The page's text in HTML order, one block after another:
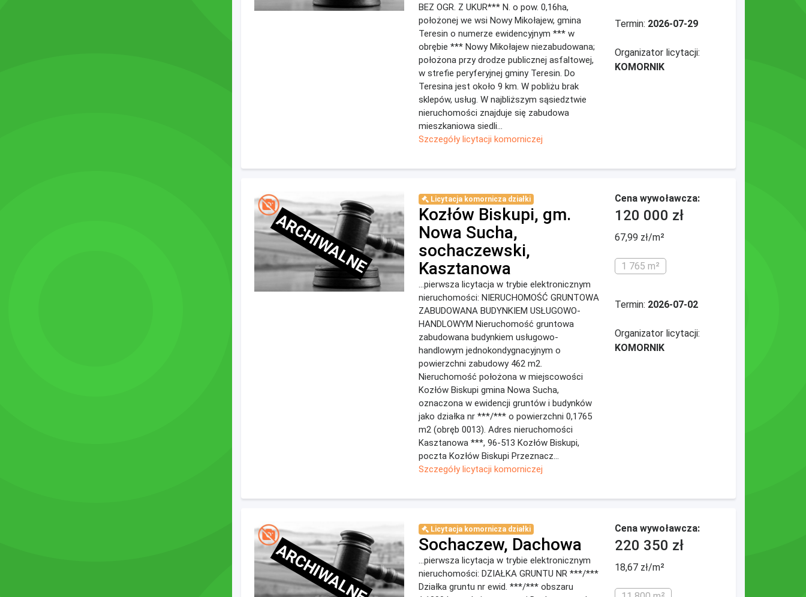
BEZ OGR. Z UKUR*** N. o pow. 0,16ha,
położonej we wsi Nowy Mikołajew, gmina
Teresin o numerze ewidencyjnym *** w
obrębie *** Nowy Mikołajew niezabudowana;
położona przy drodze publicznej asfaltowej,
w strefie peryferyjnej gminy Teresin. Do
Teresina jest około 9 km. W pobliżu brak
sklepów, usług. W najbliższym sąsiedztwie
nieruchomości znajduje się zabudowa
mieszkaniowa siedli...
Szczegóły licytacji komorniczej
Termin: 2026-07-29
Organizator licytacji:
KOMORNIK
ARCHIWALNE
Licytacja komornicza działki
Kozłów Biskupi, gm.
Nowa Sucha,
sochaczewski,
Kasztanowa
...pierwsza licytacja w trybie elektronicznym
nieruchomości: NIERUCHOMOŚĆ GRUNTOWA
ZABUDOWANA BUDYNKIEM USŁUGOWO-
HANDLOWYM Nieruchomość gruntowa
zabudowana budynkiem usługowo-
handlowym jednokondygnacyjnym o
powierzchni zabudowy 462 m2.
Nieruchomość położona w miejscowości
Kozłów Biskupi gmina Nowa Sucha,
oznaczona w ewidencji gruntów i budynków
jako działka nr ***/*** o powierzchni 0,1765
m2 (obręb 0013). Adres nieruchomości
Kasztanowa ***, 96-513 Kozłów Biskupi,
poczta Kozłów Biskupi Przeznacz...
Szczegóły licytacji komorniczej
Cena wywoławcza:
120 000 zł
67,99 zł/m²
1 765 m²
Termin: 2026-07-02
Organizator licytacji:
KOMORNIK
ARCHIWALNE
Licytacja komornicza działki
Sochaczew, Dachowa
...pierwsza licytacja w trybie elektronicznym
nieruchomości: DZIAŁKA GRUNTU NR ***/***
Działka gruntu nr ewid. ***/*** obszaru
Cena wywoławcza:
220 350 zł
18,67 zł/m²